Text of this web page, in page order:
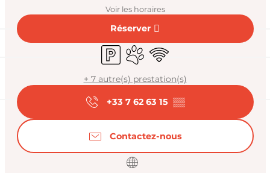
Voir les horaires
Réserver
ParkingAnimaux acceptés
WiFi
+ 7 autre(s) prestation(s)
+33 7 62 63 15 ▒▒
Contactez-nous